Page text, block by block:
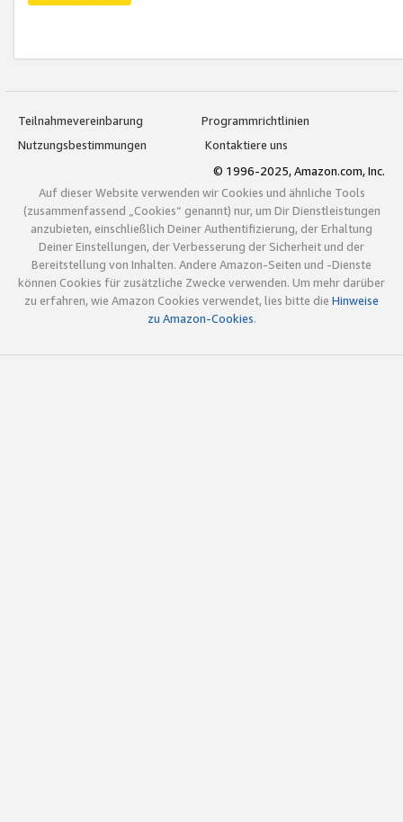
Teilnahmevereinbarung
Programmrichtlinien
Nutzungsbestimmungen
Kontaktiere uns
© 1996-2025, Amazon.com, Inc.
Auf dieser Website verwenden wir Cookies und ähnliche Tools
(zusammenfassend „Cookies“ genannt) nur, um Dir Dienstleistungen
anzubieten, einschließlich Deiner Authentifizierung, der Erhaltung
Deiner Einstellungen, der Verbesserung der Sicherheit und der
Bereitstellung von Inhalten. Andere Amazon-Seiten und -Dienste
können Cookies für zusätzliche Zwecke verwenden. Um mehr darüber
zu erfahren, wie Amazon Cookies verwendet, lies bitte die Hinweise
zu Amazon-Cookies.